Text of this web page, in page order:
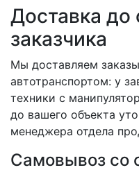
Доставка до
заказчика
Мы доставляем
автотранспортом: у
техники с
до вашего объекта
менеджера отдела
Самовывоз со